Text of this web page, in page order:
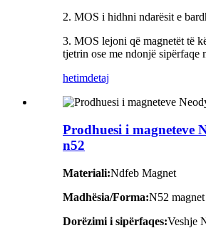
2. MOS i hidhni ndarësit e
3. MOS lejoni që magnetët të
tjetrin ose me ndonjë sipërfaqe
hetimdetaj
Prodhuesi i magneteve
n52
Materiali:Ndfeb Magnet
Madhësia/Forma:N52 magnet
Dorëzimi i sipërfaqes:Veshje